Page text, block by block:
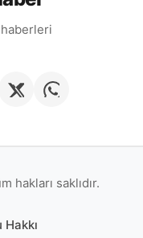
hakları saklıdır.